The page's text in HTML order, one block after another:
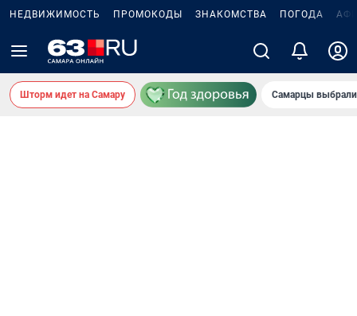
НЕДВИЖИМОСТЬ ПРОМОКОДЫ ЗНАКОМСТВА ПОГОДА
Шторм идет на Самару Самарцы